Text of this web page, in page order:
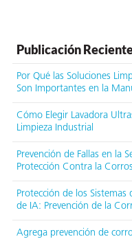
Publicación
Por Qué las Soluciones
Son Importantes en la
Cómo Elegir Lavadora
Limpieza Industrial
Prevención de Fallas en la
Protección Contra la
Protección de los
de IA: Prevención de la
Agrega prevención de